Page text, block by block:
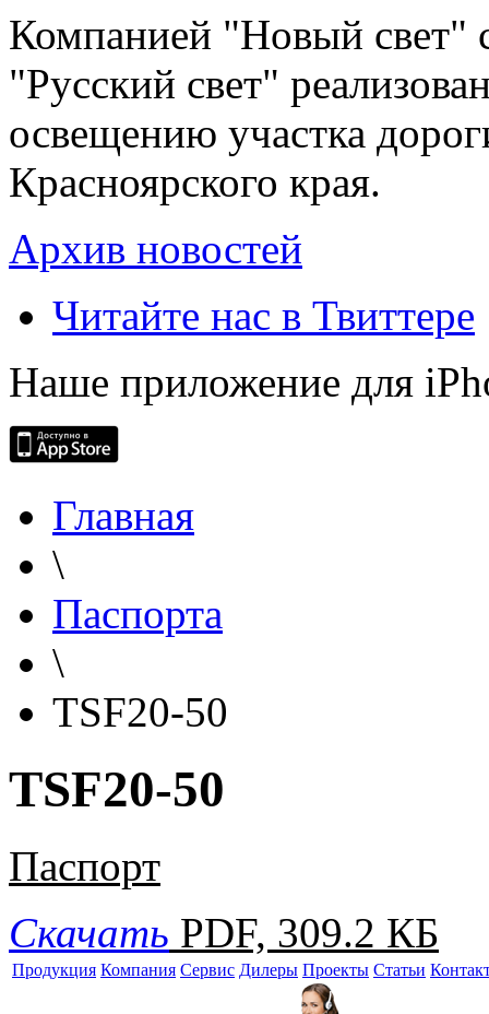
Компанией "Новый свет"
"Русский свет"
освещению участка
Красноярского края.
Архив новостей
Читайте нас в Твиттере
Наше приложение для
Главная
\
Паспорта
\
TSF20-50
TSF20-50
Паспорт
Скачать PDF, 309.2 КБ
Продукция Компания Сервис Дилеры Проекты Статьи